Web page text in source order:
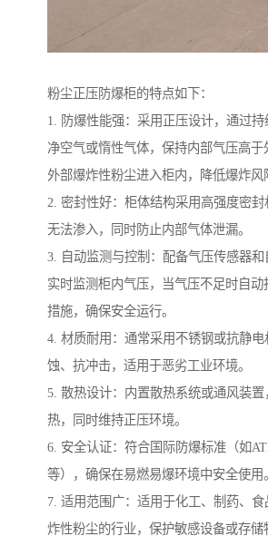
粉尘正压防爆柜的特点如下：
1. 防爆性能强：采用正压设计，通过
净空气或惰性气体，保持内部气压高于
外部爆炸性粉尘进入柜内，降低爆炸风
2. 密封性好：柜体结构采用高强度密
无法渗入，同时防止内部气体泄漏。
3. 自动监测与控制：配备气压传感器和
实时监测柜内气压，当气压不足时自动
措施，确保安全运行。
4. 材质耐用：通常采用不锈钢或抗静
蚀、抗冲击，适用于恶劣工业环境。
5. 散热设计：内置散热系统或通风装
热，同时维持正压环境。
6. 安全认证：符合国际防爆标准（如
等），确保在易燃易爆环境中安全使用。
7. 适用范围广：适用于化工、制药、
炸性粉尘的行业，保护敏感设备或存储